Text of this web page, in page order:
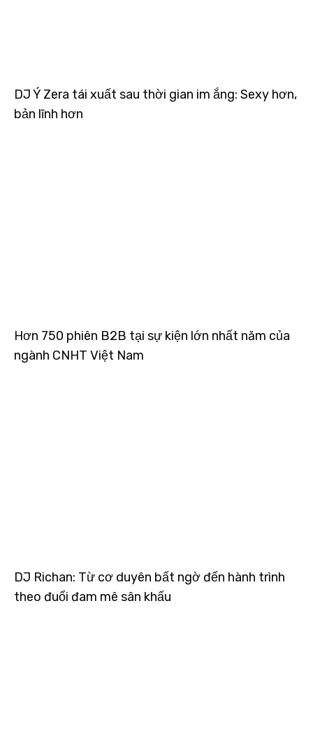
DJ Ý Zera tái xuất sau thời gian im ắng: Sexy hơn,
bản lĩnh hơn
Hơn 750 phiên B2B tại sự kiện lớn nhất năm của
ngành CNHT Việt Nam
DJ Richan: Từ cơ duyên bất ngờ đến hành trình
theo đuổi đam mê sân khấu